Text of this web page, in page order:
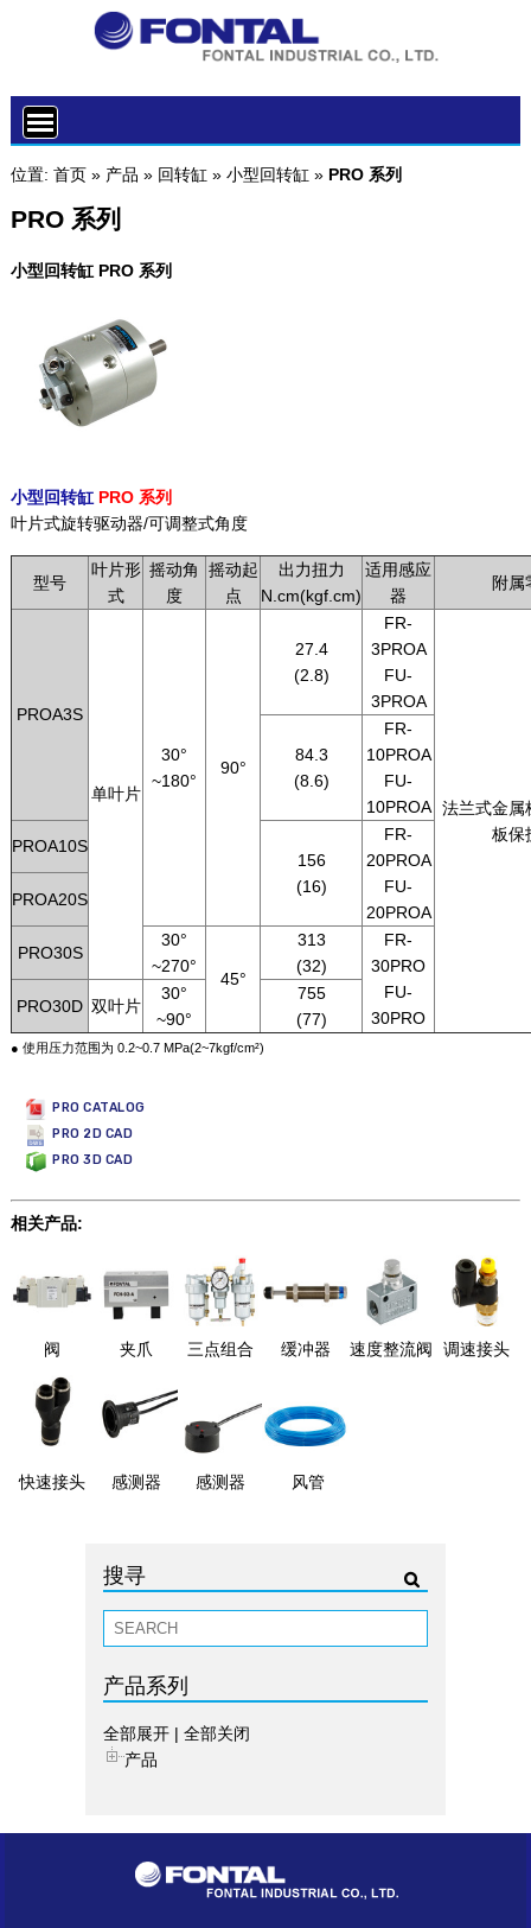
位置:首页 » 产品 » 回转缸 »小型回转缸 » PRO 系列
PRO 系列
小型回转缸 PRO 系列
小型回转缸 PRO 系列
叶片式旋转驱动器/可调整式角度
型号
叶片形
式
摇动角
度
摇动起
点
出力扭力
N.cm(kgf.cm)
适用感应
器
附属
PROA3S
单叶片
30°
~180°
90°
27.4
(2.8)
FR-
3PROA
FU-
3PROA
法兰式金属
板保
84.3
(8.6)
FR-
10PROA
FU-
10PROA
PROA10S
156
(16)
FR-
20PROA
FU-
20PROA
PROA20S
PRO30S
30°
~270°
45°
313
(32)
FR-
30PRO
FU-
30PRO
PRO30D 双叶片
30°
~90°
755
(77)
● 使用压力范围为 0.2~0.7 MPa(2~7kgf/cm²)
PRO CATALOG
PRO 2D CAD
PRO 3D CAD
相关产品:
阀 夹爪 三点组合 缓冲器 速度整流阀 调速接头
快速接头 感测器 感测器 风管
搜寻
产品系列
全部展开 | 全部关闭
产品